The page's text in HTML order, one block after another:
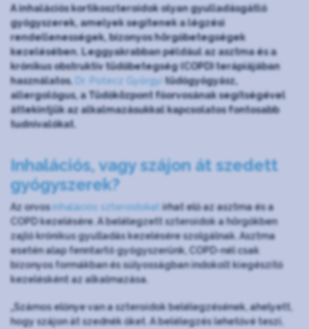
A inhalációs kortikoszteroidok olyan gyulladásgátló
gyógyszerek, amelyek segítenek a légzési
rendellenességek, bizonyos hörgőbetegségek
kezelésében. Leggyakrabban például az asztma és a
krónikus obstruktív tüdőbetegség (COPD) terápiájában
használatos.
Dr. Potecz Györgyi tüdőgyógyász,
allergológus, a Tüdőközpont főorvosának segítségével
áttekintjük az alkalmazásukkal kapcsolatos fontosabb
tudnivalókat.
Inhalációs, vagy szájon át szedett
gyógyszerek?
Az orvosinhalációs szteroidokat írhat elő az asztma és a
COPD kezelésére. A belélegzett szteroidok a hörgőkben
zajló krónikus gyulladás kezelésére szolgálnak. Asztma
esetén alap fenntartó gyógyszerünk, COPD-nél csak
bizonyos formákban és súlyosságban indokolt kiegészítő
kezelésként az alkalmazása.
„Számos előnye van a szteroidok belélegzésének, ahelyett,
hogy szájon át szednék őket. A belélegzés lehetővé teszi,